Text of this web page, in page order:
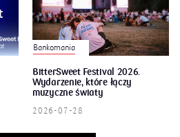
Bankomania
BitterSweet Festival 2026.
Wydarzenie, które łączy
muzyczne światy
2026-07-28